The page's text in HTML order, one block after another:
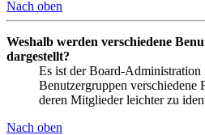
Nach oben
Weshalb werden verschiedene
dargestellt?
Es ist der Board-Administration
Benutzergruppen verschiedene
deren Mitglieder leichter zu
Nach oben